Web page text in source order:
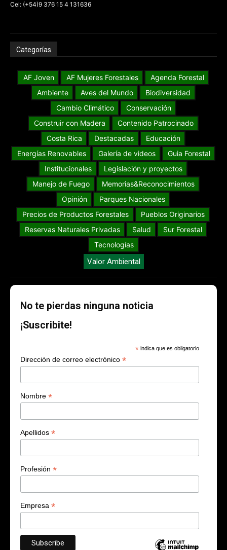
Cel: (+54)9 376 15 4 131636
Categorías
AF Joven AF Mujeres Forestales
Agenda Forestal
Ambiente
Aves del Mundo
Biodiversidad
Cambio Climático
Conservación
Construir con Madera
Contenido Patrocinado
Costa Rica
Destacadas
Educación
Energías Renovables
Galería de videos
Guia Forestal
Institucionales
Legislación y proyectos
Manejo de Fuego
Memorias&Reconocimientos
Opinión
Parques Nacionales
Precios de Productos Forestales
Pueblos Originarios
Reservas Naturales Privadas
Salud
Sur Forestal
Tecnologías
Valor Ambiental
No te pierdas ninguna noticia
¡Suscribite!
* indica que es obligatorio
Dirección de correo electrónico *
Nombre *
Apellidos *
Profesión *
Empresa *